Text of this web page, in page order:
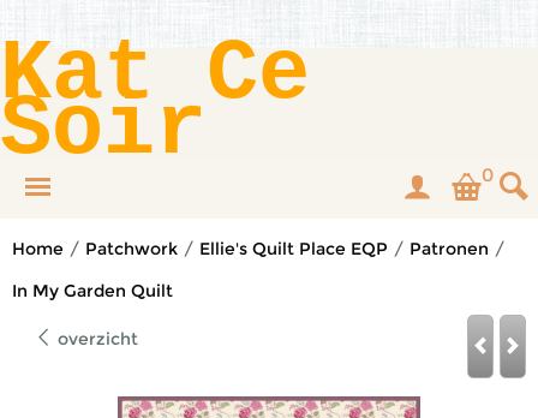
Kat Ce
Soir 0
Home / Patchwork / Ellie's Quilt Place EQP / Patronen /
In My Garden Quilt
overzicht